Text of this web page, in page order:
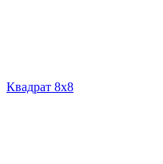
Квадрат 8х8